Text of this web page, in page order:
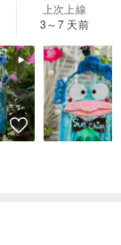
上次上線
3～7 天前